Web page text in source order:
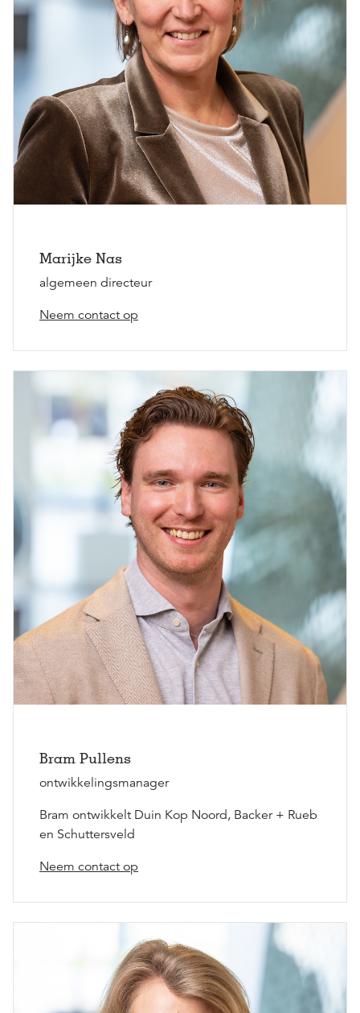
Marijke Nas
algemeen directeur
Neem contact op
Bram Pullens
ontwikkelingsmanager
Bram ontwikkelt Duin Kop Noord, Backer + Rueb
en Schuttersveld
Neem contact op